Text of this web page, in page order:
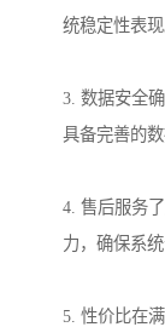
统稳定性表现
3. 数据安全
具备完善的
4. 售后服务
力，确保系
5. 性价比在